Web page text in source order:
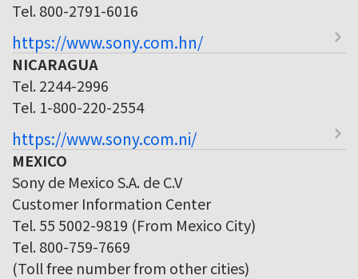
Tel. 800-2791-6016
https://www.sony.com.hn/
NICARAGUA
Tel. 2244-2996
Tel. 1-800-220-2554
https://www.sony.com.ni/
MEXICO
Sony de Mexico S.A. de C.V
Customer Information Center
Tel. 55 5002-9819 (From Mexico City)
Tel. 800-759-7669
(Toll free number from other cities)